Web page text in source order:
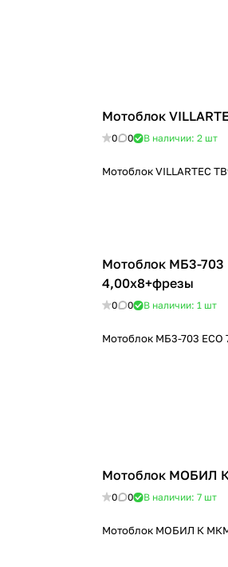
Мотоблок
0 0 В наличии: 2 шт
Мотоблок VILLARTEC
Мотоблок МБ3-703
4,00х8+фрезы
0 0 В наличии: 1 шт
Мотоблок МБ3-703 ЕСО
Мотоблок МОБИЛ
0 0 В наличии: 7 шт
Мотоблок МОБИЛ К